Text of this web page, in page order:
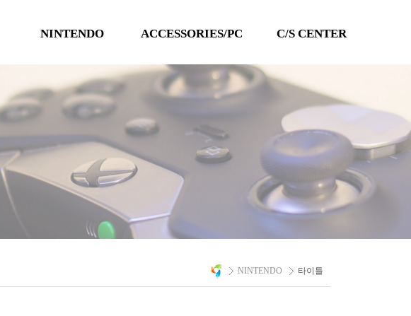
NINTENDO
타이틀
악세사리
ACCESSORIES/PC
TECHLINE
PC 타이틀
C/S CENTER
이벤트
Q&A
자료실
A/S 문의
NINTENDO 타이틀